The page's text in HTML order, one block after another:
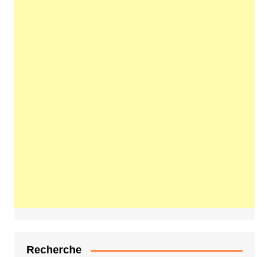
Recherche